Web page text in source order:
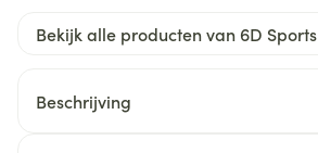
Bekijk alle producten van 6D Sports
Beschrijving